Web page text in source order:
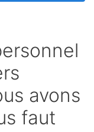
avons
faut